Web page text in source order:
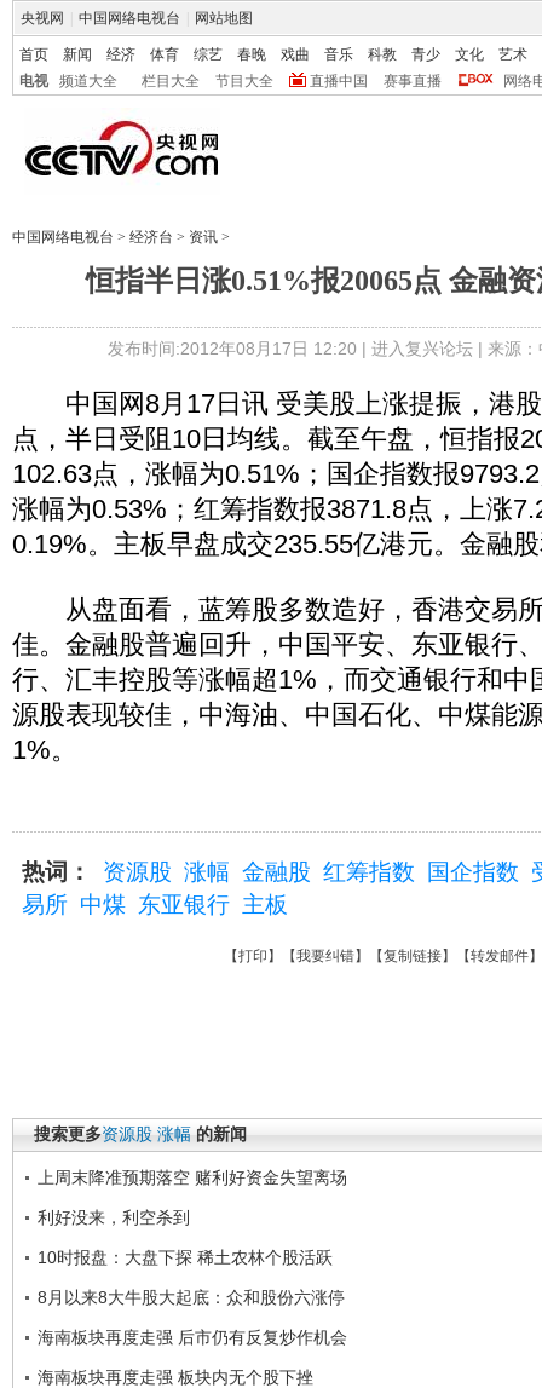
央视网 中国网络电视台 网站地图
首页 新闻 经济 体育 综艺 春晚 戏曲 音乐 科教 青少 文化
艺术
电视
频道大全 栏目大全 节目大全 直播中国 赛事直播 网络
中国网络电视台 > 经济台 > 资讯 >
恒指半日涨0.51%报20065点 金融
发布时间:2012年08月17日 12:20 | 进入复兴论坛| 来源
中国网8月17日讯 受美股上涨提振，港股
点，半日受阻10日均线。截至午盘，恒指报
102.63点，涨幅为0.51%；国企指数报
涨幅为0.53%；红筹指数报3871.8点，上涨
0.19%。主板早盘成交235.55亿港元。金融
从盘面看，蓝筹股多数造好，香港交易
佳。金融股普遍回升，中国平安、东亚银行
行、汇丰控股等涨幅超1%，而交通银行和中
源股表现较佳，中海油、中国石化、中煤能
1%。
热词： 资源股 涨幅 金融股 红筹指数 国企指数
易所 中煤 东亚银行 主板
【打印 】【我要纠错】【复制链接】【转发邮件
搜索更多资源股 涨幅 的新闻
上周末降准预期落空 赌利好资金失望离场
利好没来，利空杀到
10时报盘：大盘下探 稀土农林个股活跃
8月以来8大牛股大起底：众和股份六涨停
海南板块再度走强 后市仍有反复炒作机会
海南板块再度走强 板块内无个股下挫